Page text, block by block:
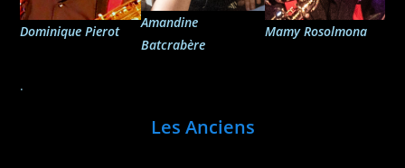
Dominique Pierot
Amandine
Batcrabère
Mamy Rosolmona
.
Les Anciens